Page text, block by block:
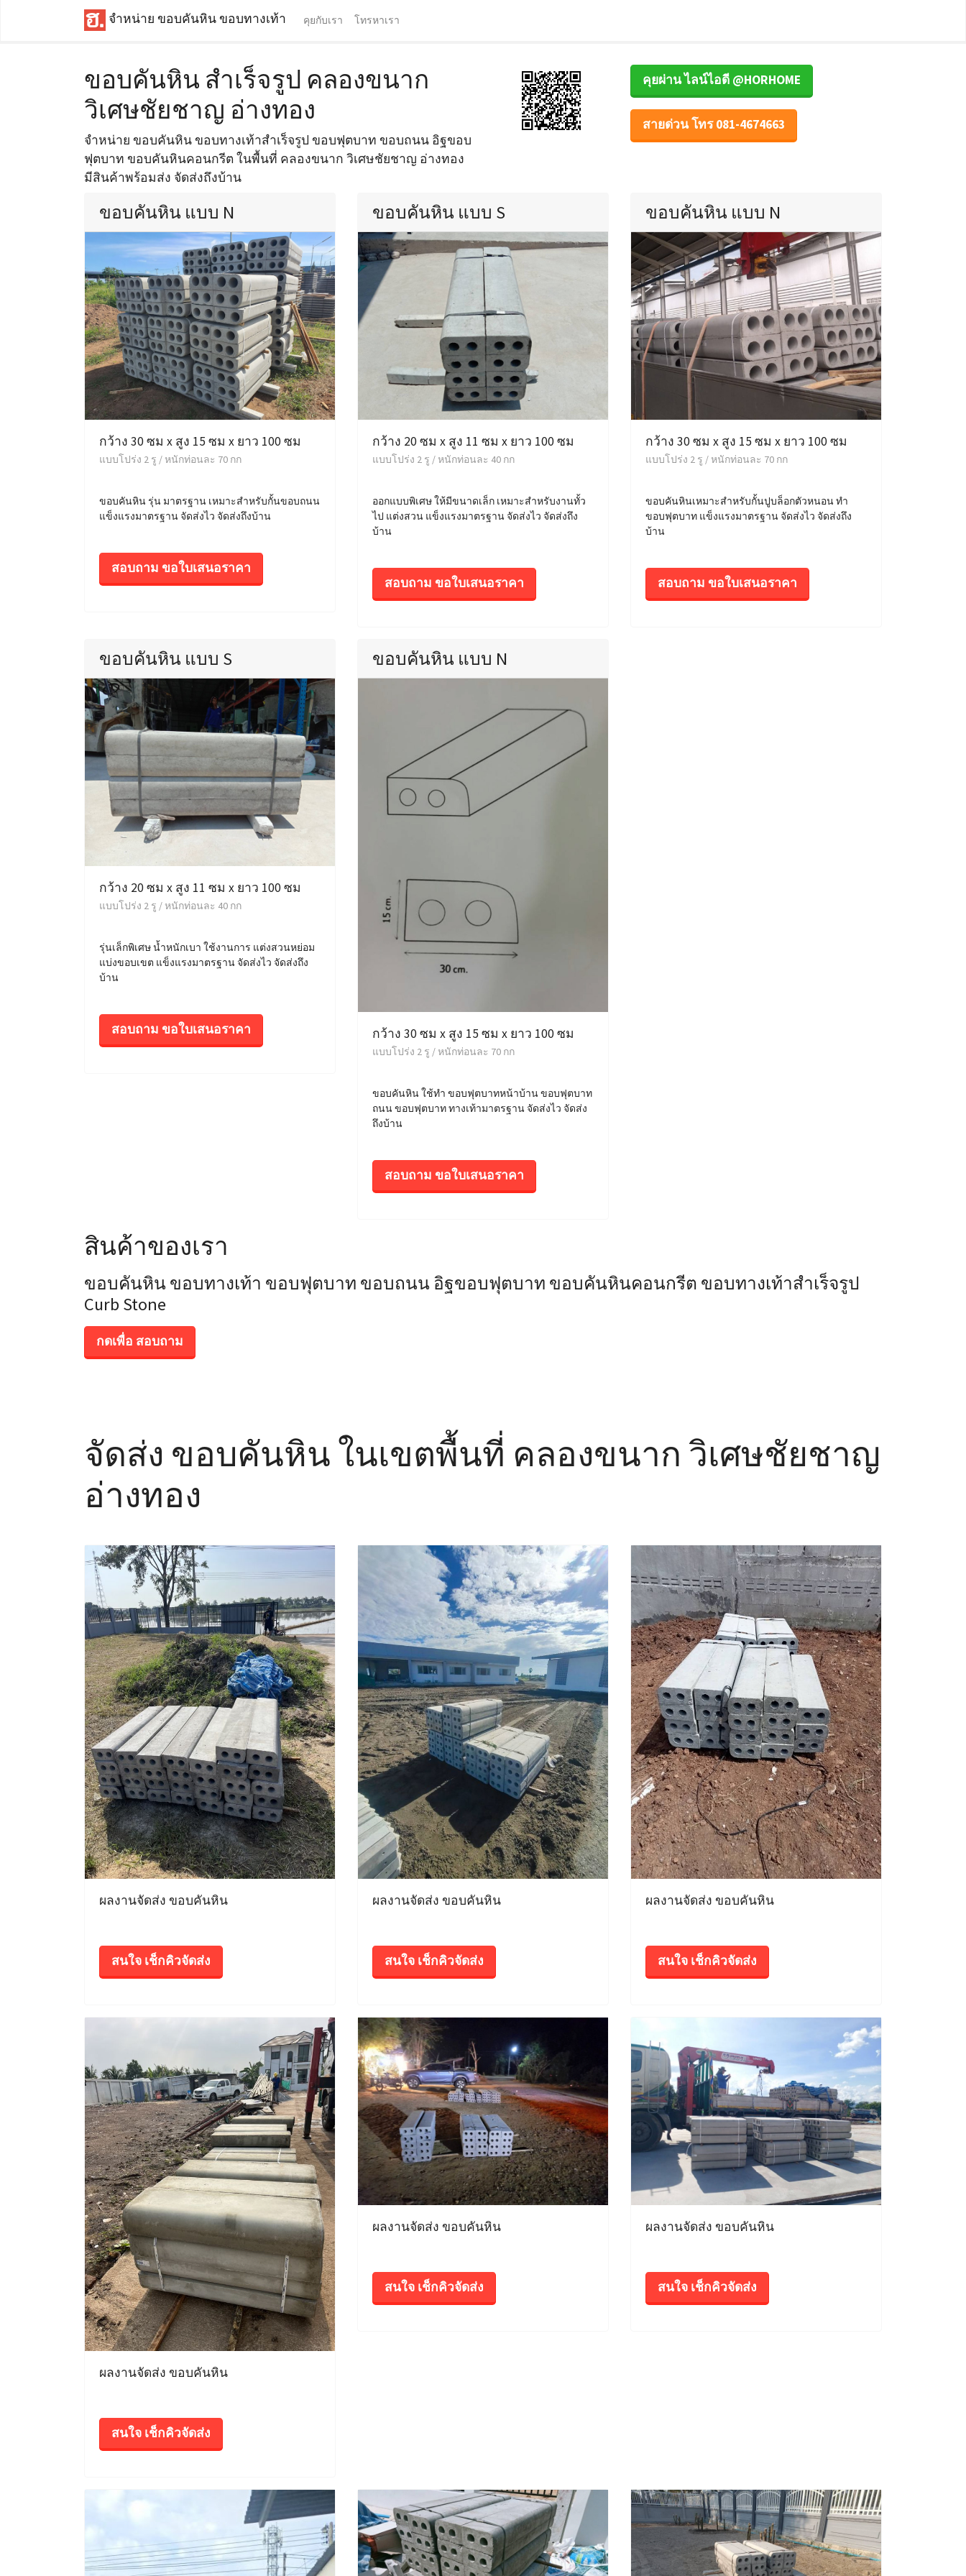
จำหน่าย ขอบคันหิน ขอบทางเท้า คุยกับเรา โทรหาเรา
ขอบคันหิน สำเร็จรูป คลองขนาก
วิเศษชัยชาญ อ่างทอง
จำหน่าย ขอบคันหิน ขอบทางเท้าสำเร็จรูป ขอบฟุตบาท ขอบถนน อิฐขอบ
ฟุตบาท ขอบคันหินคอนกรีต ในพื้นที่ คลองขนาก วิเศษชัยชาญ อ่างทอง
มีสินค้าพร้อมส่ง จัดส่งถึงบ้าน
คุยผ่าน ไลน์ไอดี @HORHOME
สายด่วน โทร 081-4674663
ขอบคันหิน แบบ N
กว้าง 30 ซม x สูง 15 ซม x ยาว 100 ซม
แบบโปร่ง 2 รู / หนักท่อนละ 70 กก
ขอบคันหิน รุ่น มาตรฐาน เหมาะสำหรับกั้นขอบถนน
แข็งแรงมาตรฐาน จัดส่งไว จัดส่งถึงบ้าน
สอบถาม ขอใบเสนอราคา
ขอบคันหิน แบบ S
กว้าง 20 ซม x สูง 11 ซม x ยาว 100 ซม
แบบโปร่ง 2 รู / หนักท่อนละ 40 กก
ออกแบบพิเศษ ให้มีขนาดเล็ก เหมาะสำหรับงานทั้ว
ไป แต่งสวน แข็งแรงมาตรฐาน จัดส่งไว จัดส่งถึง
บ้าน
สอบถาม ขอใบเสนอราคา
ขอบคันหิน แบบ N
กว้าง 30 ซม x สูง 15 ซม x ยาว 100 ซม
แบบโปร่ง 2 รู / หนักท่อนละ 70 กก
ขอบคันหินเหมาะสำหรับกั้นปูบล็อกตัวหนอน ทำ
ขอบฟุตบาท แข็งแรงมาตรฐาน จัดส่งไว จัดส่งถึง
บ้าน
สอบถาม ขอใบเสนอราคา
ขอบคันหิน แบบ S
กว้าง 20 ซม x สูง 11 ซม x ยาว 100 ซม
แบบโปร่ง 2 รู / หนักท่อนละ 40 กก
รุ่นเล็กพิเศษ น้ำหนักเบา ใช้งานการ แต่งสวนหย่อม
แบ่งขอบเขต แข็งแรงมาตรฐาน จัดส่งไว จัดส่งถึง
บ้าน
สอบถาม ขอใบเสนอราคา
ขอบคันหิน แบบ N
กว้าง 30 ซม x สูง 15 ซม x ยาว 100 ซม
แบบโปร่ง 2 รู / หนักท่อนละ 70 กก
ขอบคันหิน ใช้ทำ ขอบฟุตบาทหน้าบ้าน ขอบฟุตบาท
ถนน ขอบฟุตบาท ทางเท้ามาตรฐาน จัดส่งไว จัดส่ง
ถึงบ้าน
สอบถาม ขอใบเสนอราคา
สินค้าของเรา
ขอบคันหิน ขอบทางเท้า ขอบฟุตบาท ขอบถนน อิฐขอบฟุตบาท ขอบคันหินคอนกรีต ขอบทางเท้าสำเร็จรูป
Curb Stone
กดเพื่อ สอบถาม
จัดส่ง ขอบคันหิน ในเขตพื้นที่ คลองขนาก วิเศษชัยชาญ
อ่างทอง
ผลงานจัดส่ง ขอบคันหิน
สนใจ เช็กคิวจัดส่ง
ผลงานจัดส่ง ขอบคันหิน
สนใจ เช็กคิวจัดส่ง
ผลงานจัดส่ง ขอบคันหิน
สนใจ เช็กคิวจัดส่ง
ผลงานจัดส่ง ขอบคันหิน
สนใจ เช็กคิวจัดส่ง
ผลงานจัดส่ง ขอบคันหิน
สนใจ เช็กคิวจัดส่ง
ผลงานจัดส่ง ขอบคันหิน
สนใจ เช็กคิวจัดส่ง